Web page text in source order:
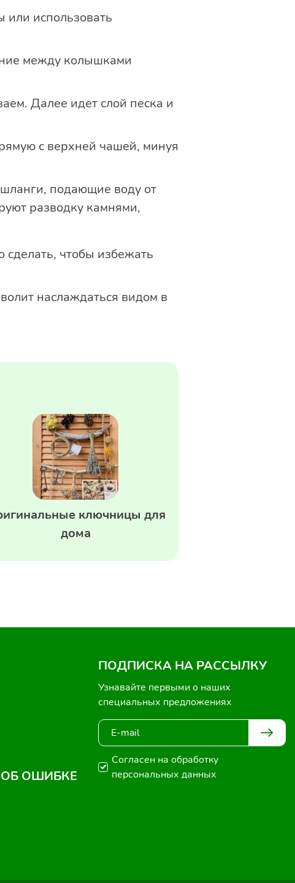
использовать
между колышками
Далее идет слой песка и
с верхней чашей, минуя
шланги, подающие воду от
разводку камнями,
чтобы избежать
наслаждаться видом в
ключницы для
дома
ОШИБКЕ
ПОДПИСКА НА РАССЫЛКУ
Узнавайте первыми о наших
специальных предложениях
Согласен на обработку
персональных данных